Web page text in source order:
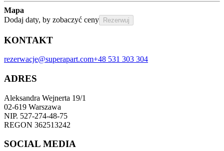
Mapa
Dodaj daty, by zobaczyć ceny
Rezerwuj
KONTAKT
rezerwacje@superapart.com+48 531 303 304
ADRES
Aleksandra Wejnerta 19/1
02-619 Warszawa
NIP. 527-274-48-75
REGON 362513242
SOCIAL MEDIA